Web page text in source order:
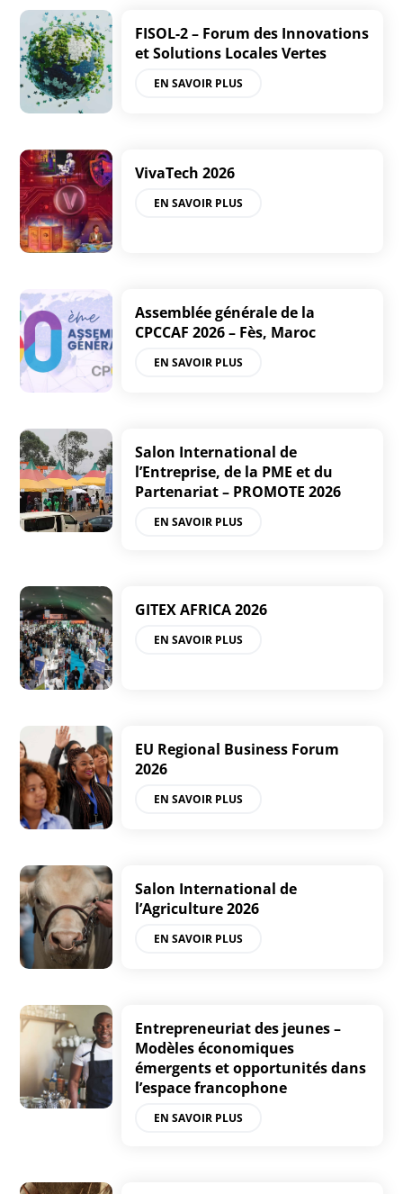
FISOL-2 – Forum des Innovations
et Solutions Locales Vertes
EN SAVOIR PLUS
VivaTech 2026
EN SAVOIR PLUS
Assemblée générale de la
CPCCAF 2026 – Fès, Maroc
EN SAVOIR PLUS
Salon International de
l’Entreprise, de la PME et du
Partenariat – PROMOTE 2026
EN SAVOIR PLUS
GITEX AFRICA 2026
EN SAVOIR PLUS
EU Regional Business Forum
2026
EN SAVOIR PLUS
Salon International de
l’Agriculture 2026
EN SAVOIR PLUS
Entrepreneuriat des jeunes –
Modèles économiques
émergents et opportunités dans
l’espace francophone
EN SAVOIR PLUS